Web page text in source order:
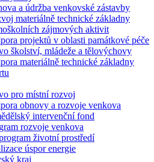
a údržba venkovské zástavby
materiálně technické základny
zájmových aktivit
projektů v oblasti památkové péče
školství, mládeže a tělovýchovy
materiálně technické základny
pro místní rozvoj
obnovy a rozvoje venkova
intervenční fond
rozvoje venkova
životní prostředí
úspor energie
kraj